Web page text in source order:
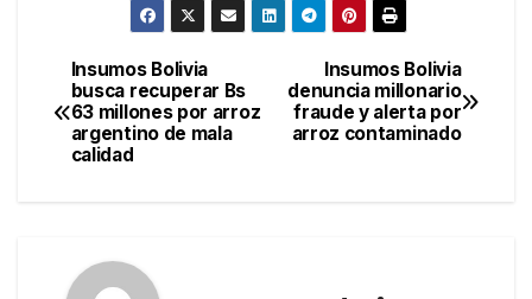
Navegación
de
Insumos Bolivia
denuncia millonario
fraude y alerta por
arroz contaminado
Insumos Bolivia
busca recuperar Bs
63 millones por arroz
argentino de mala
calidad